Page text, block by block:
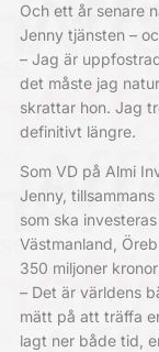
Och ett år senare
Jenny tjänsten –
– Jag är
det måste jag
skrattar hon. Jag
definitivt längre.
Som VD på Almi
Jenny,
som ska
Västmanland,
350 miljoner
– Det är världens
mätt på att träffa
lagt ner både tid,